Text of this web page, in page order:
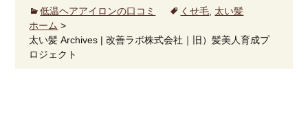
低温ヘアアイロンの口コミ くせ毛 太い髪
ホーム >
太い髪 Archives | 改善ラボ株式会社｜旧）髪美人育成プ
ロジェクト